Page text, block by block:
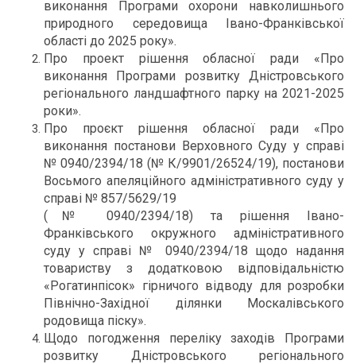
виконання Програми охорони навколишнього
природного середовища Івано-Франківської
області до 2025 року».
Про проект рішення обласної ради «Про
виконання Програми розвитку Дністровського
регіонального ландшафтного парку на 2021-2025
роки».
Про проєкт рішення обласної ради «Про
виконання постанови Верховного Суду у справі
№ 0940/2394/18 (№ К/9901/26524/19), постанови
Восьмого апеляційного адміністративного суду у
справі № 857/5629/19
(№ 0940/2394/18) та рішення Івано-
Франківського окружного адміністративного
суду у справі № 0940/2394/18 щодо надання
товариству з додатковою відповідальністю
«Рогатинпісок» гірничого відводу для розробки
Північно-Західної ділянки Москалівського
родовища піску».
Щодо погодження переліку заходів Програми
розвитку Дністровського регіонального